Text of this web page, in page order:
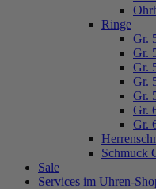
Ringe
Gr.
Gr.
Gr.
Gr.
Gr.
Gr.
Gr.
Schmuck
Sale
Services im Uhren-